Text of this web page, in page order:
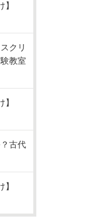
】
クリ
教室
】
古代
】